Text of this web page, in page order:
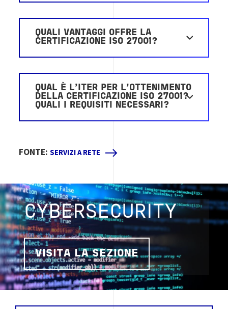
QUALI VANTAGGI OFFRE LA
CERTIFICAZIONE ISO 27001?
QUAL È L’ITER PER L’OTTENIMENTO
DELLA CERTIFICAZIONE ISO 27001?
QUALI I REQUISITI NECESSARI?
FONTE:SERVIZI A RETE
CYBERSECURITY
VISITA LA SEZIONE